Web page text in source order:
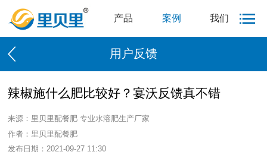
产品 案例 我们
用户反馈
辣椒施什么肥比较好？宴沃反馈真不错
来源：里贝里配餐肥 专业水溶肥生产厂家
作者：里贝里配餐肥
发布日期：2021-09-27 11:30